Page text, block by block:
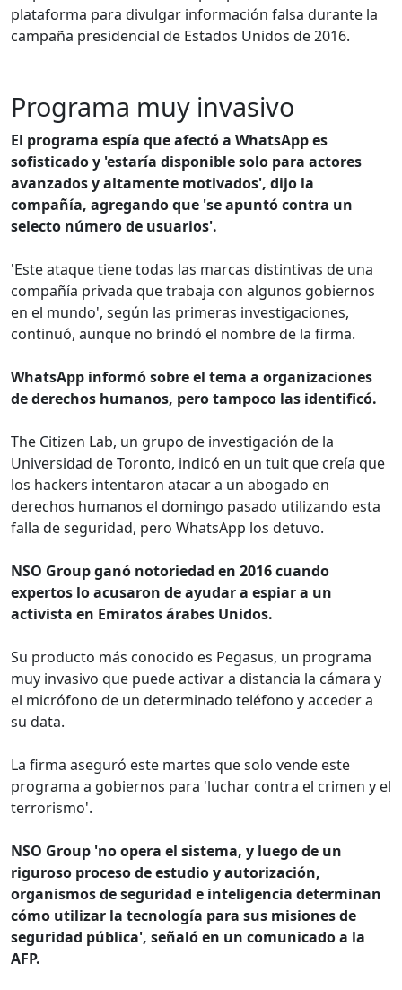
plataforma para divulgar información falsa durante la
campaña presidencial de Estados Unidos de 2016.
Programa muy invasivo
El programa espía que afectó a WhatsApp es
sofisticado y 'estaría disponible solo para actores
avanzados y altamente motivados', dijo la
compañía, agregando que 'se apuntó contra un
selecto número de usuarios'.
'Este ataque tiene todas las marcas distintivas de una
compañía privada que trabaja con algunos gobiernos
en el mundo', según las primeras investigaciones,
continuó, aunque no brindó el nombre de la firma.
WhatsApp informó sobre el tema a organizaciones
de derechos humanos, pero tampoco las identificó.
The Citizen Lab, un grupo de investigación de la
Universidad de Toronto, indicó en un tuit que creía que
los hackers intentaron atacar a un abogado en
derechos humanos el domingo pasado utilizando esta
falla de seguridad, pero WhatsApp los detuvo.
NSO Group ganó notoriedad en 2016 cuando
expertos lo acusaron de ayudar a espiar a un
activista en Emiratos árabes Unidos.
Su producto más conocido es Pegasus, un programa
muy invasivo que puede activar a distancia la cámara y
el micrófono de un determinado teléfono y acceder a
su data.
La firma aseguró este martes que solo vende este
programa a gobiernos para 'luchar contra el crimen y el
terrorismo'.
NSO Group 'no opera el sistema, y luego de un
riguroso proceso de estudio y autorización,
organismos de seguridad e inteligencia determinan
cómo utilizar la tecnología para sus misiones de
seguridad pública', señaló en un comunicado a la
AFP.